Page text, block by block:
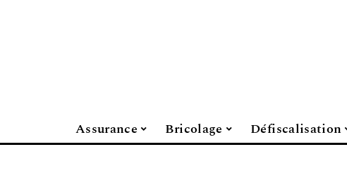
Assurance Bricolage Défiscalisation